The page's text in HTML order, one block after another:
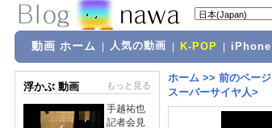
動画 ホーム 人気の動画 K-POP iPhone
浮かぶ 動画 もっと見る
手越祐也
記者会見
ホーム >> 前のページ
スーパーサイヤ人>